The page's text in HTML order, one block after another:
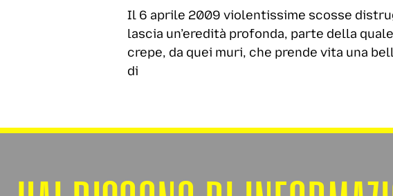
Il 6 aprile 2009 violentissime scosse
lascia un’eredità profonda, parte della
crepe, da quei muri, che prende vita una
di